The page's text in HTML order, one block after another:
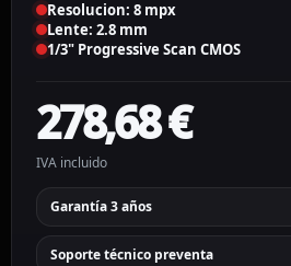
Resolucion: 8 mpx
Lente: 2.8 mm
1/3" Progressive Scan CMOS
278,68€
IVA incluido
Garantía 3 años
Soporte técnico preventa